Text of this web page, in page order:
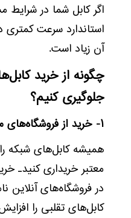
اگر کابل شما در شرایط
استاندارد سرعت کمتری
آن زیاد است.
چگونه از خرید
جلوگیری کنیم؟
۱- خرید از فروشگاه‌های معتبر
همیشه کابل‌های شبکه
معتبر خریداری کنید۔
در فروشگاه‌های آنلاین
کابل‌های تقلبی را